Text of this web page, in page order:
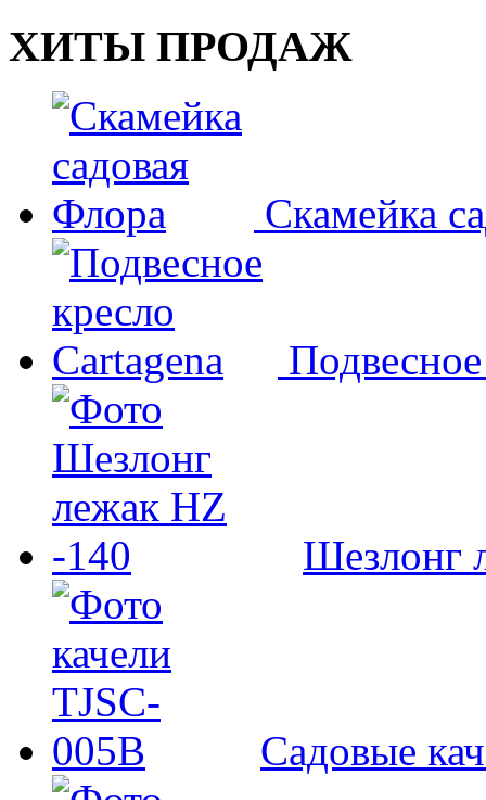
ХИТЫ ПРОДАЖ
Скамейка
Шезлонг
Садовые